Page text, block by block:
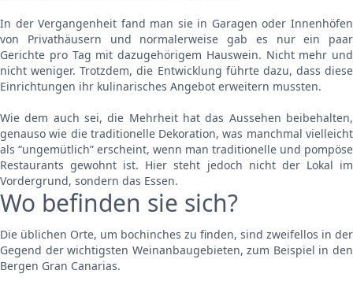
In der Vergangenheit fand man sie in Garagen oder Innenhöfen
von Privathäusern und normalerweise gab es nur ein paar
Gerichte pro Tag mit dazugehörigem Hauswein. Nicht mehr und
nicht weniger. Trotzdem, die Entwicklung führte dazu, dass diese
Einrichtungen ihr kulinarisches Angebot erweitern mussten.
Wie dem auch sei, die Mehrheit hat das Aussehen beibehalten,
genauso wie die traditionelle Dekoration, was manchmal vielleicht
als “ungemütlich” erscheint, wenn man traditionelle und pompöse
Restaurants gewohnt ist. Hier steht jedoch nicht der Lokal im
Vordergrund, sondern das Essen.
Wo befinden sie sich?
Die üblichen Orte, um bochinches zu finden, sind zweifellos in der
Gegend der wichtigsten Weinanbaugebieten, zum Beispiel in den
Bergen Gran Canarias.